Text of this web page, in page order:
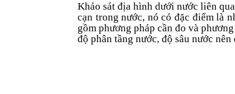
Khảo sát địa hình dưới nước liên
cạn trong nước, nó có đặc điểm là
gồm phương pháp cần đo và
độ phân tầng nước, độ sâu nước